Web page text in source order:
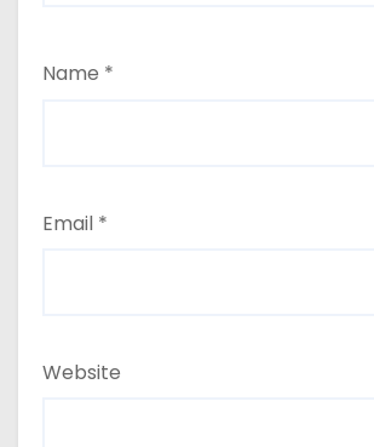
Name *
Email *
Website